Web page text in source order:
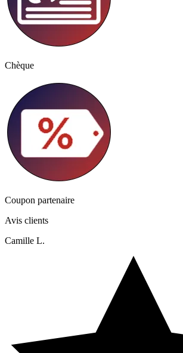
Chèque
Coupon partenaire
Avis clients
Camille L.